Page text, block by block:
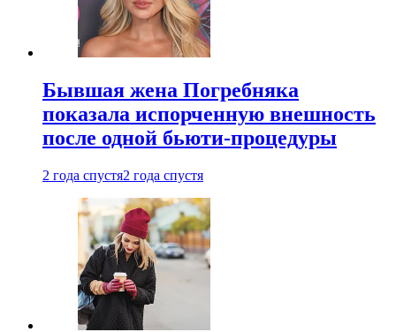
Бывшая жена Погребняка
показала испорченную внешность
после одной бьюти-процедуры
2 года спустя2 года спустя